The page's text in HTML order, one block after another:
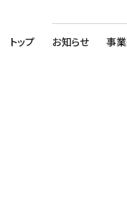
トップ お知らせ 事